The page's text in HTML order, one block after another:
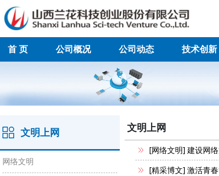
首 页 公司概况 公司动态
技术创新
文明上网
网络文明
文明上网
[网络文明] 建设网
[精采博文] 激活青